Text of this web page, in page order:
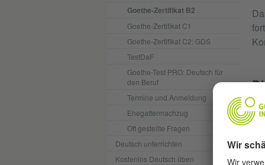
Goethe-Zertifikat B2
Goethe-Zertifikat C1
Goethe-Zertifikat C2: GDS
TestDaF
Goethe-Test PRO: Deutsch für
den Beruf
Termine und Anmeldung
Ehegattennachzug
Oft gestellte Fragen
Deutsch unterrichten
Kostenlos Deutsch üben